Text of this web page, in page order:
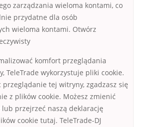
zarządzania wieloma kontami, co
przydatne dla osób
wieloma kontami. Otwórz
komfort przeglądania
TeleTrade wykorzystuje pliki cookie.
przeglądanie tej witryny, zgadzasz się
z plików cookie. Możesz zmienić
lub przejrzeć naszą deklarację
cookie tutaj. TeleTrade-DJ